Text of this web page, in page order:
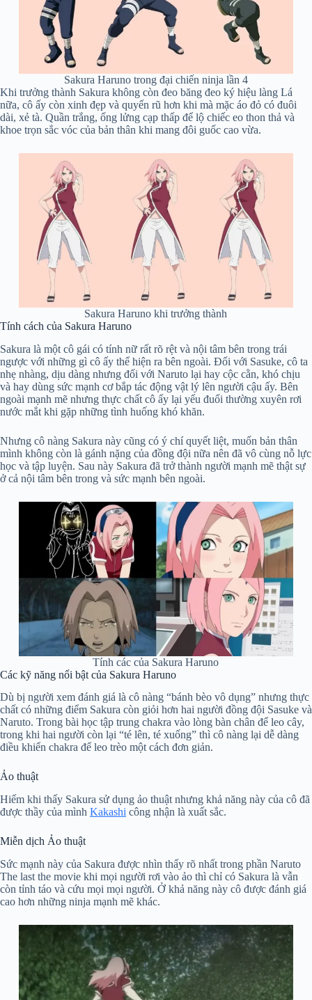
Sakura Haruno trong đại chiến ninja lần 4
Khi trưởng thành Sakura không còn đeo băng đeo ký hiệu làng Lá
nữa, cô ấy còn xinh đẹp và quyến rũ hơn khi mà mặc áo đỏ có đuôi
dài, xẻ tà. Quần trắng, ống lửng cạp thấp để lộ chiếc eo thon thả và
khoe trọn sắc vóc của bản thân khi mang đôi guốc cao vừa.
Sakura Haruno khi trưởng thành
Tính cách của Sakura Haruno
Sakura là một cô gái có tính nữ rất rõ rệt và nội tâm bên trong trái
ngược với những gì cô ấy thể hiện ra bên ngoài. Đối với Sasuke, cô ta
nhẹ nhàng, dịu dàng nhưng đối với Naruto lại hay cộc cằn, khó chịu
và hay dùng sức mạnh cơ bắp tác động vật lý lên người cậu ấy. Bên
ngoài mạnh mẽ nhưng thực chất cô ấy lại yếu đuối thường xuyên rơi
nước mắt khi gặp những tình huống khó khăn.
Nhưng cô nàng Sakura này cũng có ý chí quyết liệt, muốn bản thân
mình không còn là gánh nặng của đồng đội nữa nên đã vô cùng nỗ lực
học và tập luyện. Sau này Sakura đã trở thành người mạnh mẽ thật sự
ở cả nội tâm bên trong và sức mạnh bên ngoài.
Tính các của Sakura Haruno
Các kỹ năng nổi bật của Sakura Haruno
Dù bị người xem đánh giá là cô nàng “bánh bèo vô dụng” nhưng thực
chất có những điểm Sakura còn giỏi hơn hai người đồng đội Sasuke và
Naruto. Trong bài học tập trung chakra vào lòng bàn chân để leo cây,
trong khi hai người còn lại “té lên, té xuống” thì cô nàng lại dễ dàng
điều khiển chakra để leo trèo một cách đơn giản.
Ảo thuật
Hiếm khi thấy Sakura sử dụng ảo thuật nhưng khả năng này của cô đã
được thầy của mình Kakashi công nhận là xuất sắc.
Miễn dịch Ảo thuật
Sức mạnh này của Sakura được nhìn thấy rõ nhất trong phần Naruto
The last the movie khi mọi người rơi vào ảo thì chỉ có Sakura là vẫn
còn tỉnh táo và cứu mọi mọi người. Ở khả năng này cô được đánh giá
cao hơn những ninja mạnh mẽ khác.